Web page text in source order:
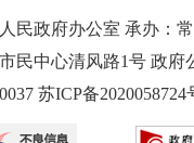
民政府办公室 承办：
民中心清风路1号 政府
苏ICP备2020058724